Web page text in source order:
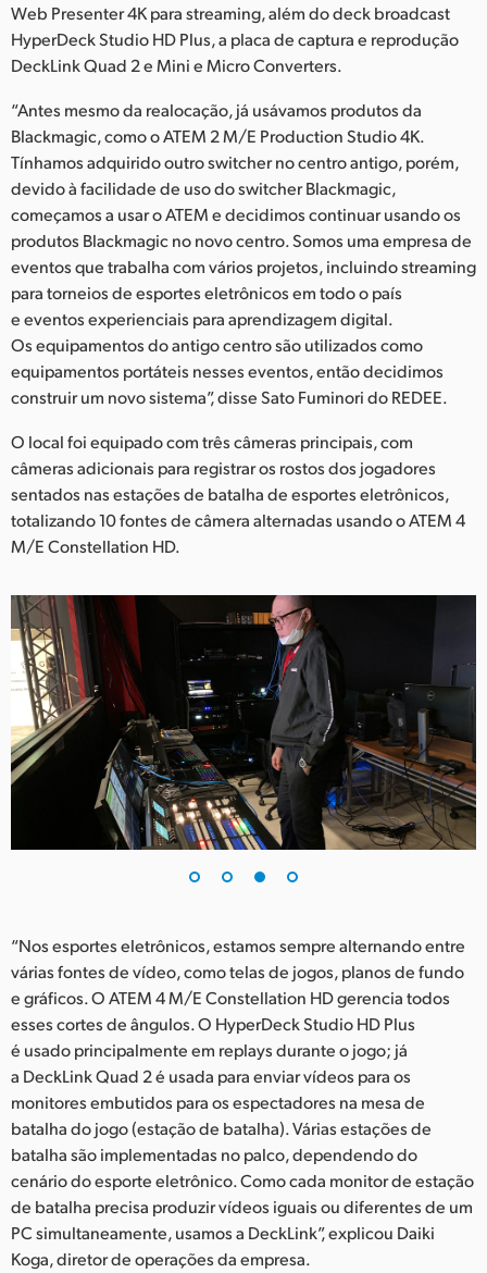
Web Presenter 4K para streaming, além do deck broadcast
HyperDeck Studio HD Plus, a placa de captura e reprodução
DeckLink Quad 2 e Mini e Micro Converters.
“Antes mesmo da realocação, já usávamos produtos da
Blackmagic, como o ATEM 2 M/E Production Studio 4K.
Tínhamos adquirido outro switcher no centro antigo, porém,
devido à facilidade de uso do switcher Blackmagic,
começamos a usar o ATEM e decidimos continuar usando os
produtos Blackmagic no novo centro. Somos uma empresa de
eventos que trabalha com vários projetos, incluindo streaming
para torneios de esportes eletrônicos em todo o país
e eventos experienciais para aprendizagem digital.
Os equipamentos do antigo centro são utilizados como
equipamentos portáteis nesses eventos, então decidimos
construir um novo sistema”, disse Sato Fuminori do REDEE.
O local foi equipado com três câmeras principais, com
câmeras adicionais para registrar os rostos dos jogadores
sentados nas estações de batalha de esportes eletrônicos,
totalizando 10 fontes de câmera alternadas usando o ATEM 4
M/E Constellation HD.
“Nos esportes eletrônicos, estamos sempre alternando entre
várias fontes de vídeo, como telas de jogos, planos de fundo
e gráficos. O ATEM 4 M/E Constellation HD gerencia todos
esses cortes de ângulos. O HyperDeck Studio HD Plus
é usado principalmente em replays durante o jogo; já
a DeckLink Quad 2 é usada para enviar vídeos para os
monitores embutidos para os espectadores na mesa de
batalha do jogo (estação de batalha). Várias estações de
batalha são implementadas no palco, dependendo do
cenário do esporte eletrônico. Como cada monitor de estação
de batalha precisa produzir vídeos iguais ou diferentes de um
PC simultaneamente, usamos a DeckLink”, explicou Daiki
Koga, diretor de operações da empresa.